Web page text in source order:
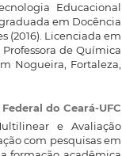
Educacional
graduada em Docência
(2016). Licenciada em
de Química
Nogueira, Fortaleza,
do Ceará-UFC
e Avaliação
com pesquisas em